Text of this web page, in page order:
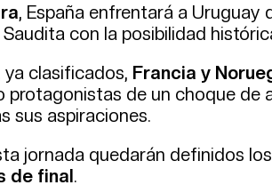
, España enfrentará a Uruguay
con la posibilidad
ya clasificados, Francia y
protagonistas de un choque de
sus aspiraciones.
jornada quedarán definidos
de final.